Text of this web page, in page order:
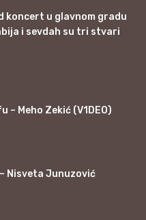
koncert u glavnom gradu
i sevdah su tri stvari
– Meho Zekić (V1DEO)
Nisveta Junuzović